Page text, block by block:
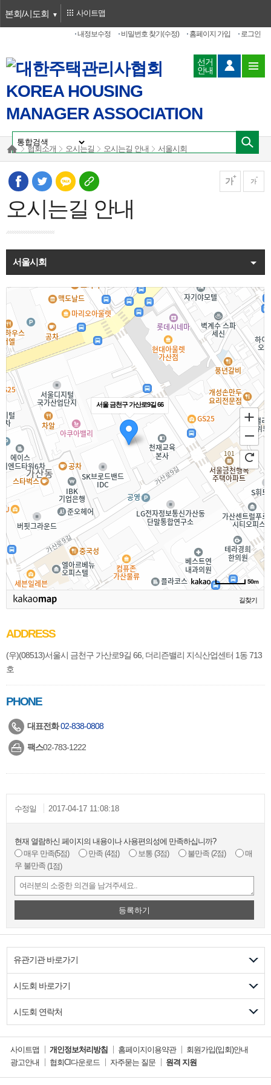
본회/시도회
로그인
홈페이지 가입
비밀번호 찾기(수정)
내정보수정
사이트맵
선거
안내
협회소개 오시는길 오시는길 안내 서울시회
가 가
오시는길 안내
서울시회
서울 금천구 가산로9길 66
50m
길찾기
ADDRESS
(우)(08513)서울시 금천구 가산로9길 66, 더리즌밸리 지식산업센터 1동 713
호
PHONE
대표전화02-838-0808
팩스02-783-1222
수정일 2017-04-17 11:08:18
현재 열람하신 페이지의 내용이나 사용편의성에 만족하십니까?
매우 만족(5점) 만족 (4점) 보통 (3점) 불만족 (2점)
매
우 불만족 (1점)
등록하기
유관기관 바로가기
시도회 바로가기
시도회 연락처
사이트맵 개인정보처리방침 홈페이지이용약관
회원가입(입회)안내
광고안내
협회CI다운로드 자주묻는 질문 원격 지원